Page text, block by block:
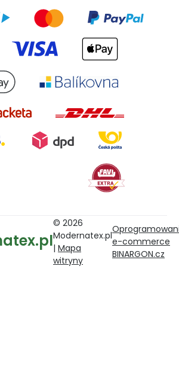
© 2026
Modernatex.pl
| Mapa
witryny
e-commerce
BINARGON.cz